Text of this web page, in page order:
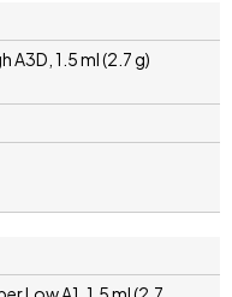
A3D, 1.5 ml (2.7 g)